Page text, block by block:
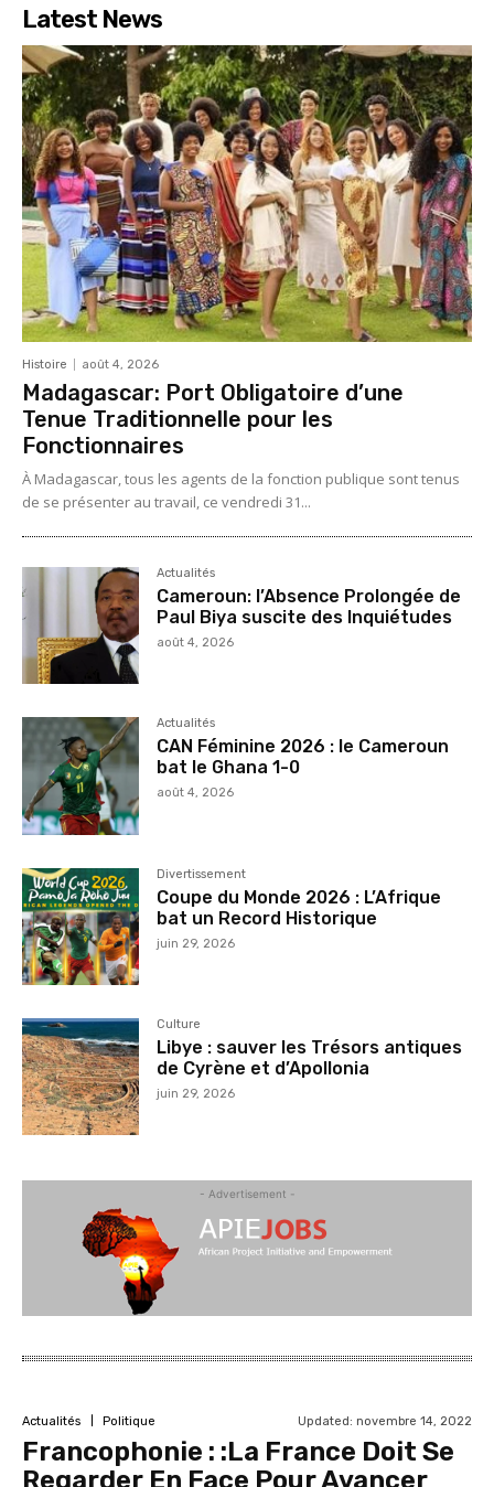
Latest News
Histoire août 4, 2026
Madagascar: Port Obligatoire d’une
Tenue Traditionnelle pour les
Fonctionnaires
À Madagascar, tous les agents de la fonction publique sont tenus
de se présenter au travail, ce vendredi 31...
Actualités
Cameroun: l’Absence Prolongée de
Paul Biya suscite des Inquiétudes
août 4, 2026
Actualités
CAN Féminine 2026 : le Cameroun
bat le Ghana 1-0
août 4, 2026
Divertissement
Coupe du Monde 2026 : L’Afrique
bat un Record Historique
juin 29, 2026
Culture
Libye : sauver les Trésors antiques
de Cyrène et d’Apollonia
juin 29, 2026
- Advertisement -